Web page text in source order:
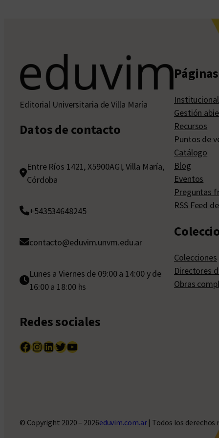
Editorial Universitaria de Villa María
Datos de contacto
Entre Ríos 1421, X5900AGI, Villa María,
Córdoba
+543534648245
contacto@eduvim.unvm.edu.ar
Lunes a Viernes de 09:00 a 14:00 y de
16:00 a 18:00 hs
Redes sociales
Facebook InstagramLinkedIn Twitter YouTube
Institucional
Gestión
Recursos
Puntos de
Catálogo
Blog
Eventos
Preguntas
RSS Feed
Colecciones
Directores
Obras
© Copyright 2020 – 2026eduvim.com.ar| Todos los derechos